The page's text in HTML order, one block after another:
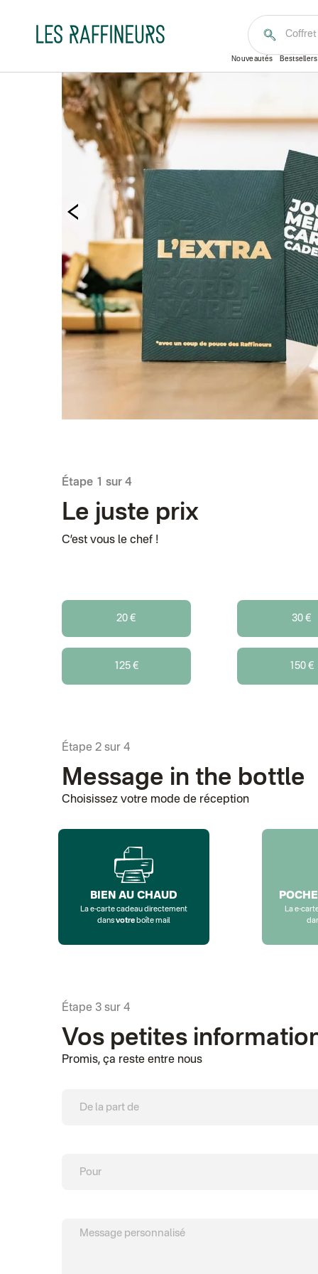
Nouveautés Bestsellers
Étape 1 sur 4
Le juste prix
C’est vous le chef !
20 € 30 €
125 € 150 €
Étape 2 sur 4
Message in the bottle
Choisissez votre mode de réception
BIEN AU CHAUD
La e-carte cadeau directement
dansvotre boîte mail
La e-
Étape 3 sur 4
Vos petites
Promis, ça reste entre nous